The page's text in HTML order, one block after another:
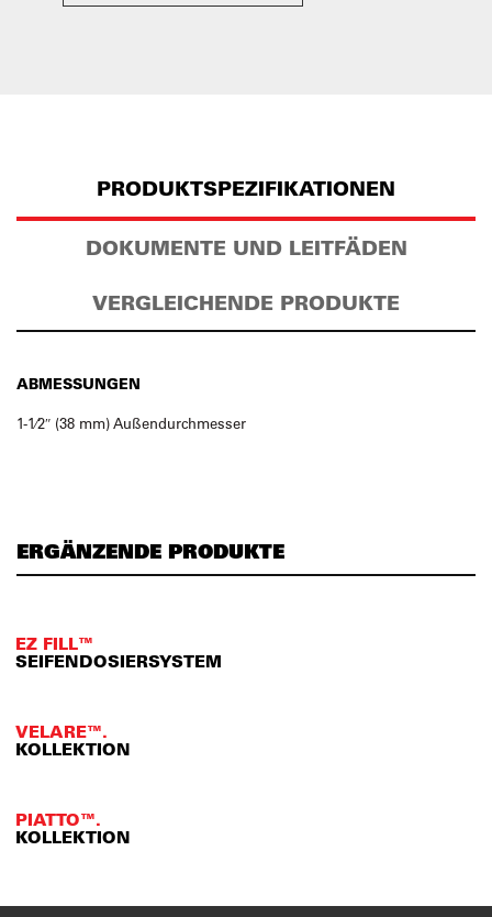
PRODUKTSPEZIFIKATIONEN
DOKUMENTE UND LEITFÄDEN
VERGLEICHENDE PRODUKTE
ABMESSUNGEN
1-1⁄2″ (38 mm) Außendurchmesser
ERGÄNZENDE PRODUKTE
EZ FILL™
SEIFENDOSIERSYSTEM
VELARE™.
KOLLEKTION
PIATTO™.
KOLLEKTION